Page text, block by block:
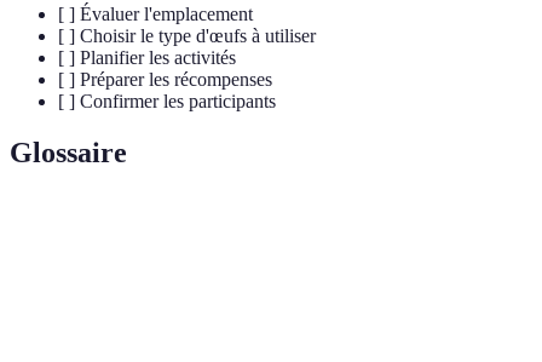
[ ] Évaluer l'emplacement
[ ] Choisir le type d'œufs à utiliser
[ ] Planifier les activités
[ ] Préparer les récompenses
[ ] Confirmer les participants
Glossaire